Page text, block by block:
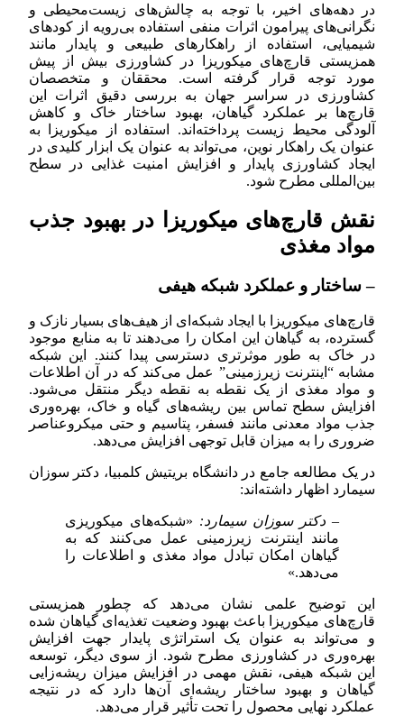
در دهه‌های اخیر، با توجه به چالش‌های زیست‌محیطی و
نگرانی‌های پیرامون اثرات منفی استفاده بی‌رویه از کودهای
شیمیایی، استفاده از راهکارهای طبیعی و پایدار مانند
همزیستی قارچ‌های میکوریزا در کشاورزی بیش از پیش
مورد توجه قرار گرفته است. محققان و متخصصان
کشاورزی در سراسر جهان به بررسی دقیق اثرات این
قارچ‌ها بر عملکرد گیاهان، بهبود ساختار خاک و کاهش
آلودگی محیط زیست پرداخته‌اند. استفاده از میکوریزا به
عنوان یک راهکار نوین، می‌تواند به عنوان یک ابزار کلیدی در
ایجاد کشاورزی پایدار و افزایش امنیت غذایی در سطح
بین‌المللی مطرح شود.
نقش قارچ‌های میکوریزا در بهبود جذب
مواد مغذی
– ساختار و عملکرد شبکه هیفی
قارچ‌های میکوریزا با ایجاد شبکه‌ای از هیف‌های بسیار نازک و
گسترده، به گیاهان این امکان را می‌دهند تا به منابع موجود
در خاک به طور موثرتری دسترسی پیدا کنند. این شبکه
مشابه “اینترنت زیرزمینی” عمل می‌کند که در آن اطلاعات
و مواد مغذی از یک نقطه به نقطه دیگر منتقل می‌شود.
افزایش سطح تماس بین ریشه‌های گیاه و خاک، بهره‌وری
جذب مواد معدنی مانند فسفر، پتاسیم و حتی میکروعناصر
ضروری را به میزان قابل توجهی افزایش می‌دهد.
در یک مطالعه جامع در دانشگاه بریتیش کلمبیا، دکتر سوزان
سیمارد اظهار داشته‌اند:
– دکتر سوزان سیمارد: «شبکه‌های میکوریزی
مانند اینترنت زیرزمینی عمل می‌کنند که به
گیاهان امکان تبادل مواد مغذی و اطلاعات را
می‌دهد.»
این توضیح علمی نشان می‌دهد که چطور همزیستی
قارچ‌های میکوریزا باعث بهبود وضعیت تغذیه‌ای گیاهان شده
و می‌تواند به عنوان یک استراتژی پایدار جهت افزایش
بهره‌وری در کشاورزی مطرح شود. از سوی دیگر، توسعه
این شبکه هیفی، نقش مهمی در افزایش میزان ریشه‌زایی
گیاهان و بهبود ساختار ریشه‌ای آن‌ها دارد که در نتیجه
عملکرد نهایی محصول را تحت تأثیر قرار می‌دهد.